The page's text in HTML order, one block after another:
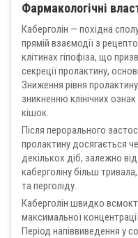
Фармакологічні
Каберголін — похідна
прямій взаємодії з
клітинах гіпофіза, що
секреції пролактину,
Зниження рівня
зникненню клінічних
кішок.
Після перорального
пролактину досягається
декількох діб, залежно
каберголіну більш
та перголіду.
Каберголін швидко
максимальної
Період напіввиведення у